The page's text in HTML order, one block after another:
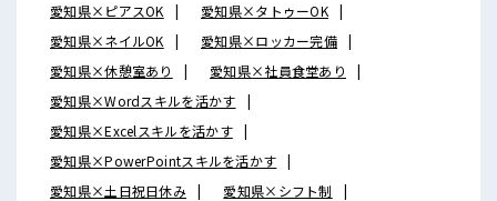
愛知県×ピアスOK
愛知県×タトゥーOK
愛知県×ネイルOK
愛知県×ロッカー完備
愛知県×休憩室あり
愛知県×社員食堂あり
愛知県×Wordスキルを活かす
愛知県×Excelスキルを活かす
愛知県×PowerPointスキルを活かす
愛知県×土日祝日休み
愛知県×シフト制